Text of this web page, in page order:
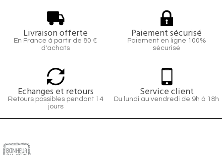
Livraison offerte
En France à partir de 80 €
d'achats
Paiement sécurisé
Paiement en ligne 100%
sécurisé
Echanges et retours
Retours possibles pendant 14
jours
Service client
Du lundi au vendredi de 9h à 18h